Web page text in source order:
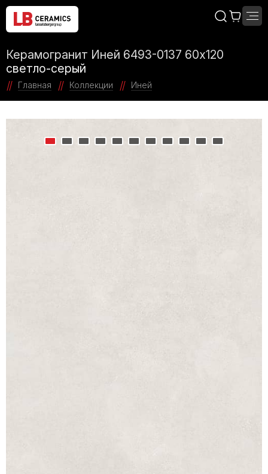
Керамогранит Иней 6493-0137 60х120
светло-серый
Главная Коллекции Иней